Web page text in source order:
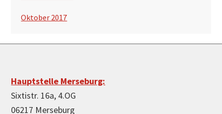
Oktober 2017
Footer
Hauptstelle Merseburg:
Sixtistr. 16a, 4.OG
06217 Merseburg